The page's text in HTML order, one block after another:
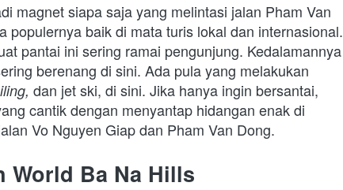
magnet siapa saja yang melintasi jalan Pham Van
populernya baik di mata turis lokal dan internasional.
pantai ini sering ramai pengunjung. Kedalamannya
berenang di sini. Ada pula yang melakukan
dan jet ski, di sini. Jika hanya ingin bersantai,
cantik dengan menyantap hidangan enak di
Vo Nguyen Giap dan Pham Van Dong.
World Ba Na Hills